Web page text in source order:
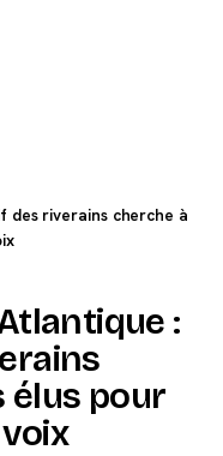
des riverains cherche à
:
élus pour